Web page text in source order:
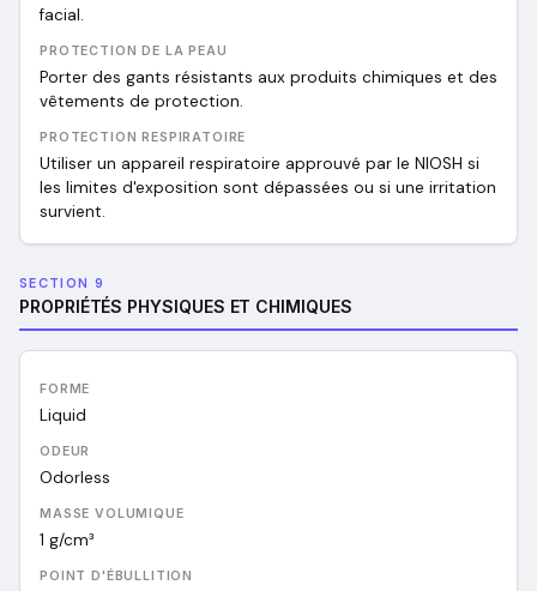
facial.
PROTECTION DE LA PEAU
Porter des gants résistants aux produits chimiques et des
vêtements de protection.
PROTECTION RESPIRATOIRE
Utiliser un appareil respiratoire approuvé par le NIOSH si
les limites d'exposition sont dépassées ou si une irritation
survient.
SECTION 9
PROPRIÉTÉS PHYSIQUES ET CHIMIQUES
FORME
Liquid
ODEUR
Odorless
MASSE VOLUMIQUE
1 g/cm³
POINT D'ÉBULLITION